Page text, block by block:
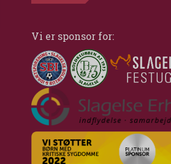
Vi er sponsor for: